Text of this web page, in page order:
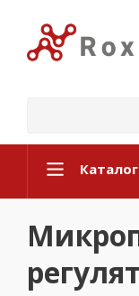
Каталог